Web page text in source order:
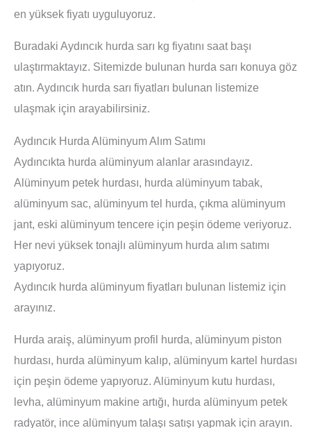
en yüksek fiyatı uyguluyoruz.
Buradaki Aydıncık hurda sarı kg fiyatını saat başı
ulaştırmaktayız. Sitemizde bulunan hurda sarı konuya göz
atın. Aydıncık hurda sarı fiyatları bulunan listemize
ulaşmak için arayabilirsiniz.
Aydıncık Hurda Alüminyum Alım Satımı
Aydıncıkta hurda alüminyum alanlar arasındayız.
Alüminyum petek hurdası, hurda alüminyum tabak,
alüminyum sac, alüminyum tel hurda, çıkma alüminyum
jant, eski alüminyum tencere için peşin ödeme veriyoruz.
Her nevi yüksek tonajlı alüminyum hurda alım satımı
yapıyoruz.
Aydıncık hurda alüminyum fiyatları bulunan listemiz için
arayınız.
Hurda araiş, alüminyum profil hurda, alüminyum piston
hurdası, hurda alüminyum kalıp, alüminyum kartel hurdası
için peşin ödeme yapıyoruz. Alüminyum kutu hurdası,
levha, alüminyum makine artığı, hurda alüminyum petek
radyatör, ince alüminyum talaşı satışı yapmak için arayın.